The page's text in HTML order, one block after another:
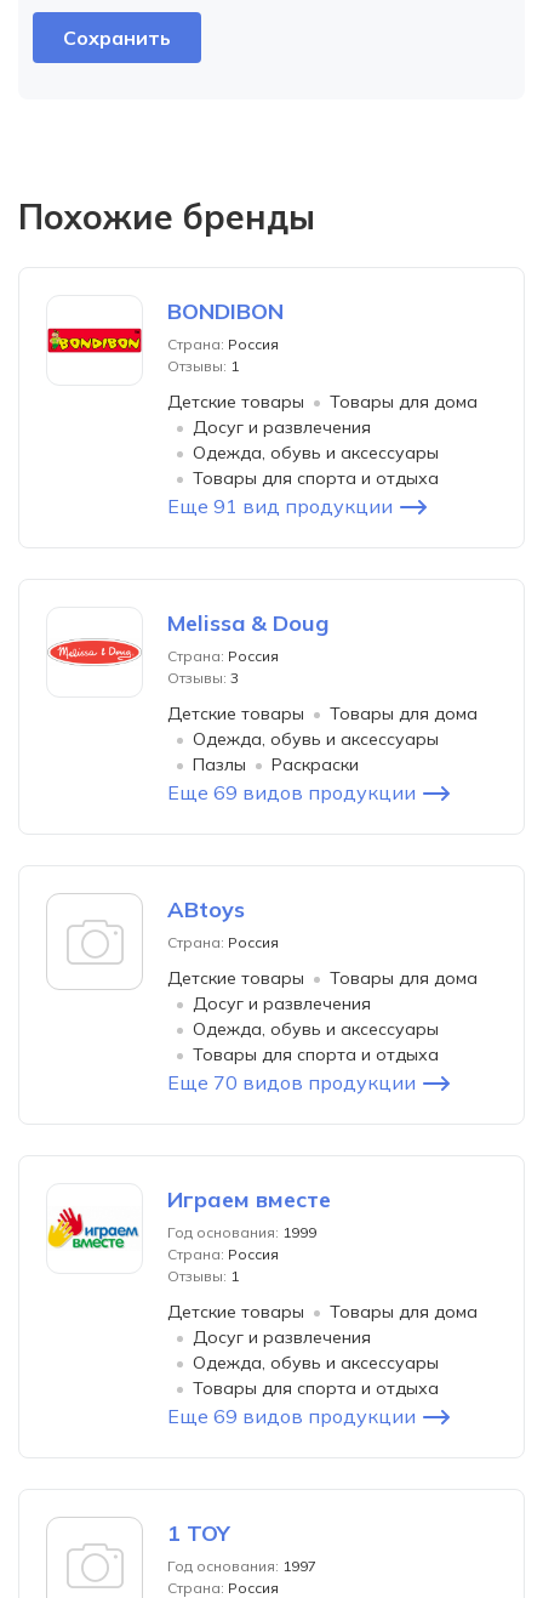
Похожие бренды
BONDIBON
Страна: Россия
Отзывы: 1
Детские товары
Товары для дома
Досуг и развлечения
Одежда, обувь и аксессуары
Товары для спорта и отдыха
Еще 91 вид продукции
Melissa & Doug
Страна: Россия
Отзывы: 3
Детские товары
Товары для дома
Одежда, обувь и аксессуары
Пазлы
Раскраски
Еще 69 видов продукции
ABtoys
Страна: Россия
Детские товары
Товары для дома
Досуг и развлечения
Одежда, обувь и аксессуары
Товары для спорта и отдыха
Еще 70 видов продукции
Играем вместе
Год основания: 1999
Страна: Россия
Отзывы: 1
Детские товары
Товары для дома
Досуг и развлечения
Одежда, обувь и аксессуары
Товары для спорта и отдыха
Еще 69 видов продукции
1 TOY
Год основания: 1997
Страна: Россия